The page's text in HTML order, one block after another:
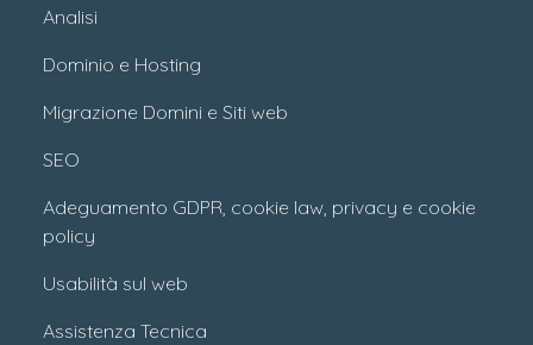
Analisi
Dominio e Hosting
Migrazione Domini e Siti web
SEO
Adeguamento GDPR, cookie law, privacy e cookie
policy
Usabilità sul web
Assistenza Tecnica